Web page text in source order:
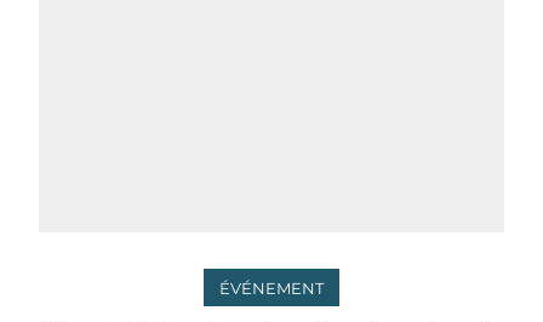
ÉVÉNEMENT